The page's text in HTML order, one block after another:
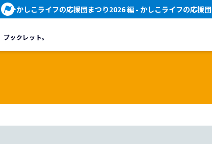
かしこライフの応援団まつり2026 編- かしこライフの応援団
ブックレット。